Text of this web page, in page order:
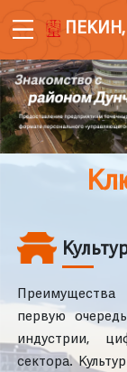
первую
индустрии,
сектора.